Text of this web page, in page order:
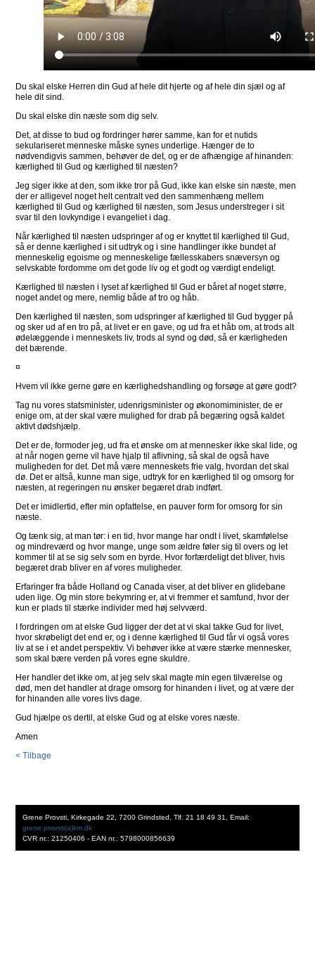
Du skal elske Herren din Gud af hele dit hjerte og af hele din sjæl og af
hele dit sind.
Du skal elske din næste som dig selv.
Det, at disse to bud og fordringer hører samme, kan for et nutids
sekulariseret menneske måske synes underlige. Hænger de to
nødvendigvis sammen, behøver de det, og er de afhængige af hinanden:
kærlighed til Gud og kærlighed til næsten?
Jeg siger ikke at den, som ikke tror på Gud, ikke kan elske sin næste, men
der er alligevel noget helt centralt ved den sammenhæng mellem
kærlighed til Gud og kærlighed til næsten, som Jesus understreger i sit
svar til den lovkyndige i evangeliet i dag.
Når kærlighed til næsten udspringer af og er knyttet til kærlighed til Gud,
så er denne kærlighed i sit udtryk og i sine handlinger ikke bundet af
menneskelig egoisme og menneskelige fællesskabers snæversyn og
selvskabte fordomme om det gode liv og et godt og værdigt endeligt.
Kærlighed til næsten i lyset af kærlighed til Gud er båret af noget større,
noget andet og mere, nemlig både af tro og håb.
Den kærlighed til næsten, som udspringer af kærlighed til Gud bygger på
og sker ud af en tro på, at livet er en gave, og ud fra et håb om, at trods alt
ødelæggende i menneskets liv, trods al synd og død, så er kærligheden
det bærende.
¤
Hvem vil ikke gerne gøre en kærlighedshandling og forsøge at gøre godt?
Tag nu vores statsminister, udenrigsminister og økonomiminister, de er
enige om, at der skal være mulighed for drab på begæring også kaldet
aktivt dødshjælp.
Det er de, formoder jeg, ud fra et ønske om at mennesker ikke skal lide, og
at når nogen gerne vil have hjalp til aflivning, så skal de også have
muligheden for det. Det må være menneskets frie valg, hvordan det skal
dø. Det er altså, kunne man sige, udtryk for en kærlighed til og omsorg for
næsten, at regeringen nu ønsker begæret drab indført.
Det er imidlertid, efter min opfattelse, en pauver form for omsorg for sin
næste.
Og tænk sig, at man tør: i en tid, hvor mange har ondt i livet, skamfølelse
og mindreværd og hvor mange, unge som ældre føler sig til overs og let
kommer til at se sig selv som en byrde. Hvor forfærdeligt det bliver, hvis
begæret drab bliver en af vores muligheder.
Erfaringer fra både Holland og Canada viser, at det bliver en glidebane
uden lige. Og min store bekymring er, at vi fremmer et samfund, hvor der
kun er plads til stærke individer med høj selvværd.
I fordringen om at elske Gud ligger der det at vi skal takke Gud for livet,
hvor skrøbeligt det end er, og i denne kærlighed til Gud får vi også vores
liv at se i et andet perspektiv. Vi behøver ikke at være stærke mennesker,
som skal bære verden på vores egne skuldre.
Her handler det ikke om, at jeg selv skal magte min egen tilværelse og
død, men det handler at drage omsorg for hinanden i livet, og at være der
for hinanden alle vores livs dage.
Gud hjælpe os dertil, at elske Gud og at elske vores næste.
Amen
< Tilbage
Grene Provsti, Kirkegade 22, 7200 Grindsted, Tlf. 21 18 49 31, Email:
grene.provsti(a)km.dk
CVR nr.: 21250406 - EAN nr.: 5798000856639